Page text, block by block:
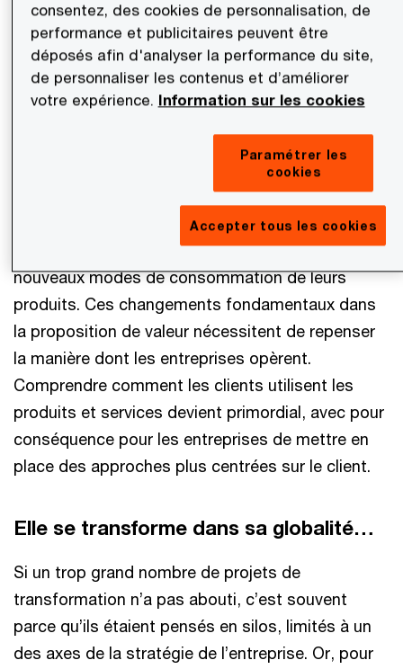
Une entreprise transformative anticipe
la disruption
La question n’est plus simplement de vendre
davantage, mais de fournir de la valeur à travers
une offre de produits ou de services avec un
impact tangible sur les marchés. Plusieurs
secteurs ont connu de grands changements, tels
que l’aviation ou l’industrie de la santé, en
adoptant des modèles d’affaires axés sur les
nouveaux modes de consommation de leurs
produits. Ces changements fondamentaux dans
la proposition de valeur nécessitent de repenser
la manière dont les entreprises opèrent.
Comprendre comment les clients utilisent les
produits et services devient primordial, avec pour
conséquence pour les entreprises de mettre en
place des approches plus centrées sur le client.
Elle se transforme dans sa globalité…
Si un trop grand nombre de projets de
transformation n’a pas abouti, c’est souvent
parce qu’ils étaient pensés en silos, limités à un
des axes de la stratégie de l’entreprise. Or, pour
consentez, des cookies de personnalisation, de
performance et publicitaires peuvent être
déposés afin d'analyser la performance du site,
de personnaliser les contenus et d’améliorer
votre expérience. Information sur les cookies
Paramétrer les
cookies
Accepter tous les cookies